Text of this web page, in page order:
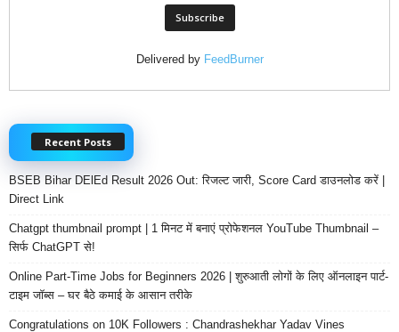
Delivered by FeedBurner
Recent Posts
BSEB Bihar DElEd Result 2026 Out: रिजल्ट जारी, Score Card डाउनलोड करें |
Direct Link
Chatgpt thumbnail prompt | 1 मिनट में बनाएं प्रोफेशनल YouTube Thumbnail –
सिर्फ ChatGPT से!
Online Part-Time Jobs for Beginners 2026 | शुरुआती लोगों के लिए ऑनलाइन पार्ट-
टाइम जॉब्स – घर बैठे कमाई के आसान तरीके
Congratulations on 10K Followers : Chandrashekhar Yadav Vines